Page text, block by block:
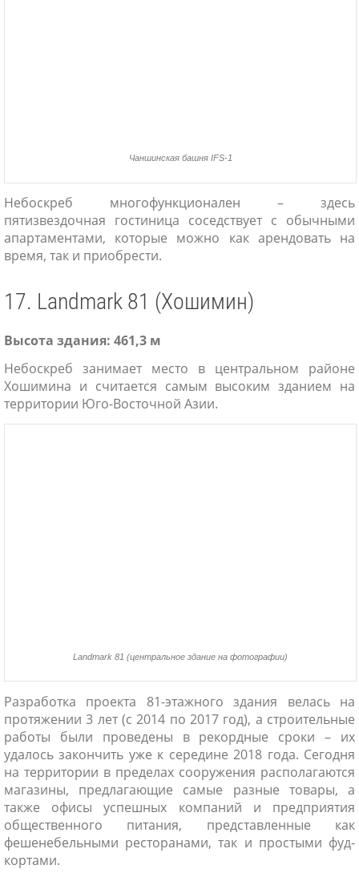
Чаншинская башня IFS-1
Небоскреб многофункционален – здесь
пятизвездочная гостиница соседствует с обычными
апартаментами, которые можно как арендовать на
время, так и приобрести.
17. Landmark 81 (Хошимин)
Высота здания: 461,3 м
Небоскреб занимает место в центральном районе
Хошимина и считается самым высоким зданием на
территории Юго-Восточной Азии.
Landmark 81 (центральное здание на фотографии)
Разработка проекта 81-этажного здания велась на
протяжении 3 лет (с 2014 по 2017 год), а строительные
работы были проведены в рекордные сроки – их
удалось закончить уже к середине 2018 года. Сегодня
на территории в пределах сооружения располагаются
магазины, предлагающие самые разные товары, а
также офисы успешных компаний и предприятия
общественного питания, представленные как
фешенебельными ресторанами, так и простыми фуд-
кортами.